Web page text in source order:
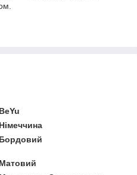
BeYu
Німеччина
Бордовий
Матовий